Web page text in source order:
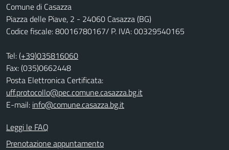
Comune di Casazza
Piazza delle Piave, 2 - 24060 Casazza (BG)
Codice fiscale: 80016780167/ P. IVA: 00329540165
Tel:(+39)035816060
Fax: (035)0662448
Posta Elettronica Certificata:
uff.protocollo@pec.comune.casazza.bg.it
E-mail: info@comune.casazza.bg.it
Leggi le FAQ
Prenotazione appuntamento